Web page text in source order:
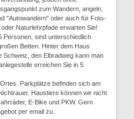
zum Wandern, angeln,
"Autowandern" oder auch für Foto-
Naturlehrpfade erwarten Sie!
Personen, sind unterschiedlich
Betten. Hinter dem Haus
den Elbradweg kann man
erreichen Sie in 5
Parkplätze befinden sich am
Haustiere können wir nicht
E-Bike und PKW. Gern
per email zu.